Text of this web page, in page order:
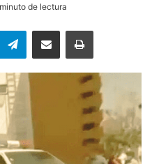
de lectura
TelegramEnviar vía email Imprimir